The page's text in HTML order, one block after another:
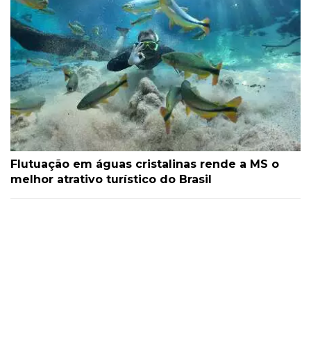
Flutuação em águas cristalinas rende a MS o
melhor atrativo turístico do Brasil